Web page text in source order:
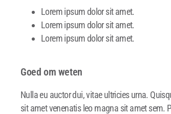
Lorem ipsum dolor sit amet.
Lorem ipsum dolor sit amet.
Lorem ipsum dolor sit amet.
Goed om weten
Nulla eu auctor dui, vitae ultricies urna.
sit amet venenatis leo magna sit amet sem.